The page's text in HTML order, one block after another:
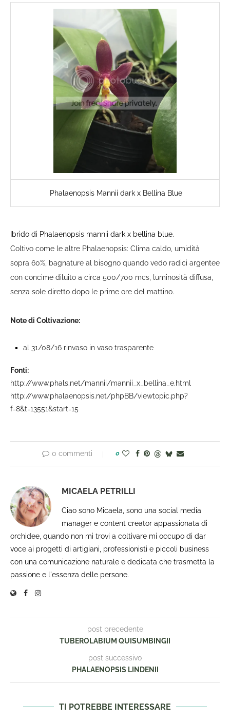
Phalaenopsis Mannii dark x Bellina Blue
Ibrido di Phalaenopsis mannii dark x bellina blue.
Coltivo come le altre Phalaenopsis: Clima caldo, umidità
sopra 60%, bagnature al bisogno quando vedo radici argentee
con concime diluito a circa 500/700 mcs, luminosità diffusa,
senza sole diretto dopo le prime ore del mattino.
Note di Coltivazione:
al 31/08/16 rinvaso in vaso trasparente
Fonti:
http://www.phals.net/mannii/mannii_x_bellina_e.html
http://www.phalaenopsis.net/phpBB/viewtopic.php?
f=8&t=13551&start=15
0 commenti 0
MICAELA PETRILLI
Ciao sono Micaela, sono una social media
manager e content creator appassionata di
orchidee, quando non mi trovi a coltivare mi occupo di dar
voce ai progetti di artigiani, professionisti e piccoli business
con una comunicazione naturale e dedicata che trasmetta la
passione e l'essenza delle persone.
post precedente
TUBEROLABIUM QUISUMBINGII
post successivo
PHALAENOPSIS LINDENII
TI POTREBBE INTERESSARE